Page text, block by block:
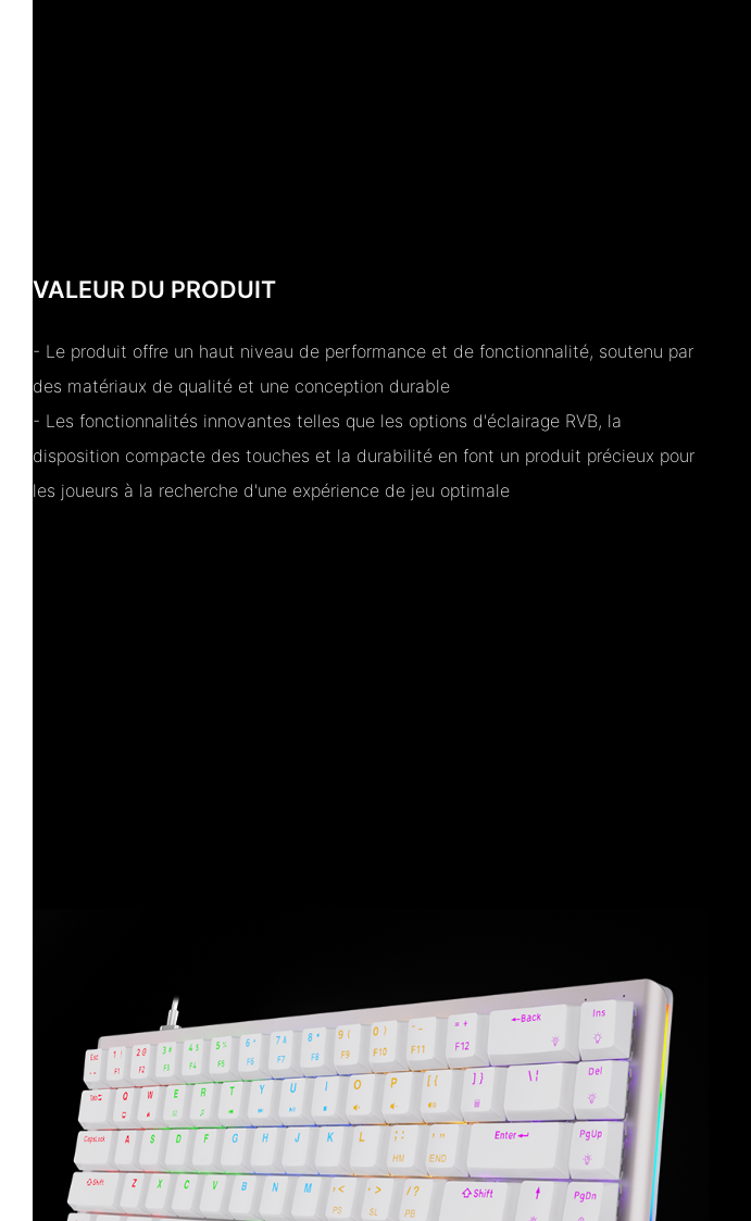
VALEUR DU PRODUIT
- Le produit offre un haut niveau de performance et de fonctionnalité, soutenu par
des matériaux de qualité et une conception durable
- Les fonctionnalités innovantes telles que les options d'éclairage RVB, la
disposition compacte des touches et la durabilité en font un produit précieux pour
les joueurs à la recherche d'une expérience de jeu optimale